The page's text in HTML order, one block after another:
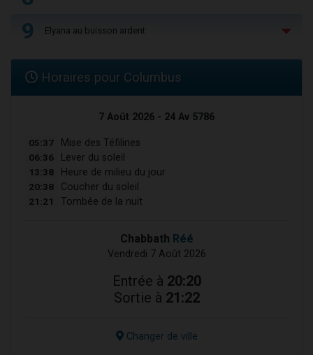
9 Elyana au buisson ardent
Horaires pour Columbus
7 Août 2026 - 24 Av 5786
05:37 Mise des Téfilines
06:36 Lever du soleil
13:38 Heure de milieu du jour
20:38 Coucher du soleil
21:21 Tombée de la nuit
Chabbath Réé
Vendredi 7 Août 2026
Entrée à 20:20
Sortie à 21:22
Changer de ville